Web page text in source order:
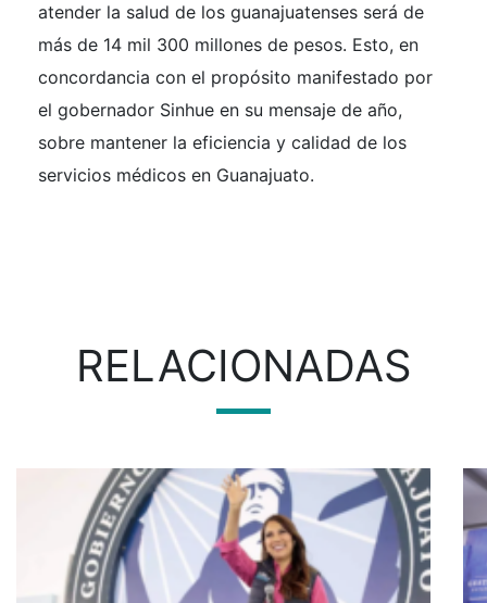
atender la salud de los guanajuatenses será de
más de 14 mil 300 millones de pesos. Esto, en
concordancia con el propósito manifestado por
el gobernador Sinhue en su mensaje de año,
sobre mantener la eficiencia y calidad de los
servicios médicos en Guanajuato.
RELACIONADAS